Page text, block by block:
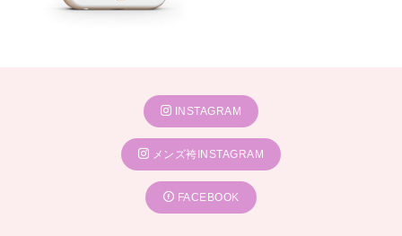
INSTAGRAM
メンズ袴INSTAGRAM
FACEBOOK